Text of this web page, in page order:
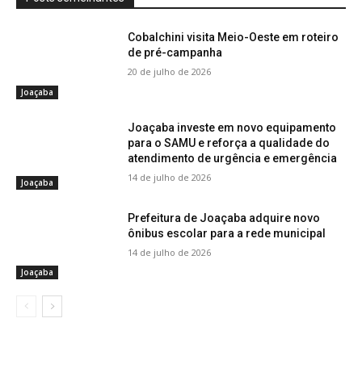
Joaçaba
Cobalchini visita Meio-Oeste em roteiro
de pré-campanha
20 de julho de 2026
Joaçaba
Joaçaba investe em novo equipamento
para o SAMU e reforça a qualidade do
atendimento de urgência e emergência
14 de julho de 2026
Joaçaba
Prefeitura de Joaçaba adquire novo
ônibus escolar para a rede municipal
14 de julho de 2026